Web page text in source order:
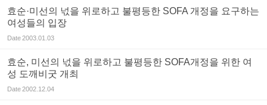
효순·미선의 넋을 위로하고 불평등한 SOFA 개정을 요구하는
여성들의 입장
Date2003.01.03
효순, 미선의 넋을 위로하고 불평등한 SOFA개정을 위한 여
성 도깨비굿 개최
Date2002.12.04